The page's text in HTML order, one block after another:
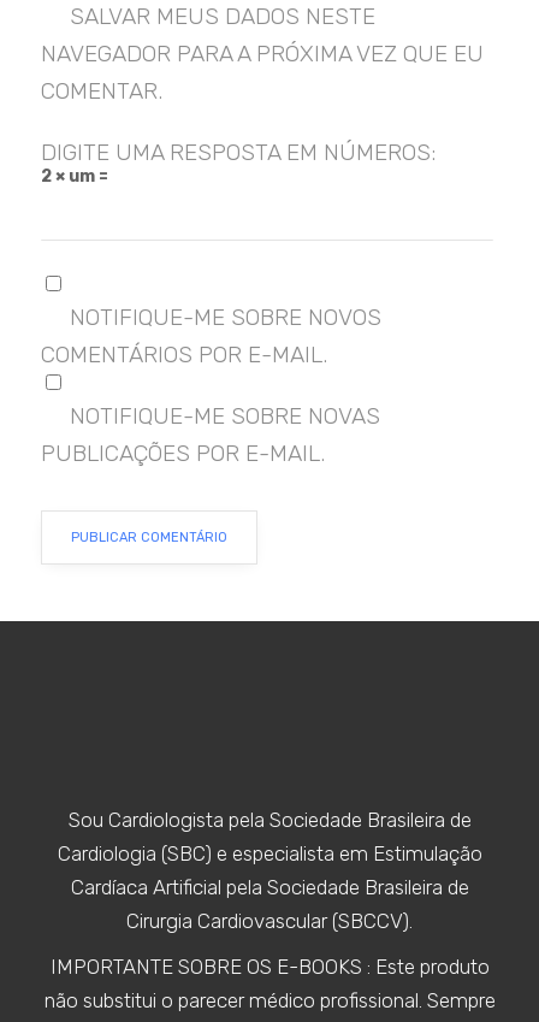
SALVAR MEUS DADOS NESTE
NAVEGADOR PARA A PRÓXIMA VEZ QUE EU
COMENTAR.
DIGITE UMA RESPOSTA EM NÚMEROS:
2 × um =
NOTIFIQUE-ME SOBRE NOVOS
COMENTÁRIOS POR E-MAIL.
NOTIFIQUE-ME SOBRE NOVAS
PUBLICAÇÕES POR E-MAIL.
Sou Cardiologista pela Sociedade Brasileira de
Cardiologia (SBC) e especialista em Estimulação
Cardíaca Artificial pela Sociedade Brasileira de
Cirurgia Cardiovascular (SBCCV).
IMPORTANTE SOBRE OS E-BOOKS : Este produto
não substitui o parecer médico profissional. Sempre